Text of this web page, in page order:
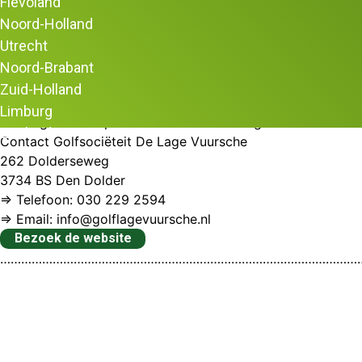
Noord-Holland
Utrecht
Noord-Brabant
Zuid-Holland
Limburg
Zeeland
De Golfsociëteit De Lage Vuursche is ontworpen door
realiseren. Mede dankzij de vele uitdagende waterpartijen
Bij de De Golfsociëteit De Lage Vuursche zijn
overdekte als niet-overdekte afslagplaatsen.
Oefenballen liggen klaar bij de overdekte afslagplaatsen
oefenbunker. Niet alleen leden, ook Nederlandse talenten
Het is genieten op de Golfsociëteit De Lage Vuursche.
Contact Golfsociëteit De Lage Vuursche
262 Dolderseweg
3734 BS Den Dolder
⇒ Telefoon: 030 229 2594
⇒ Email: info@golflagevuursche.nl
Bezoek de website